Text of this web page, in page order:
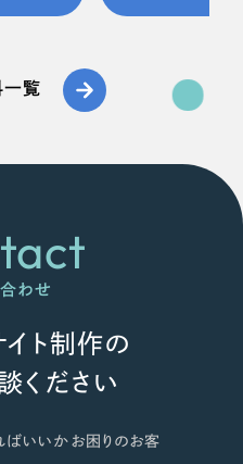
覧
わせ
ト制作の
ください
ばいいかお困りのお客